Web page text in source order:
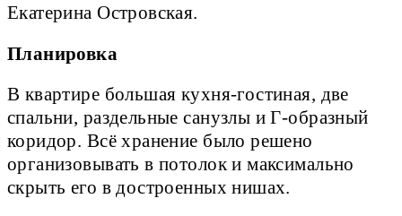
Екатерина Островская.
Планировка
В квартире большая кухня-гостиная, две
спальни, раздельные санузлы и Г-образный
коридор. Всё хранение было решено
организовывать в потолок и максимально
скрыть его в достроенных нишах.